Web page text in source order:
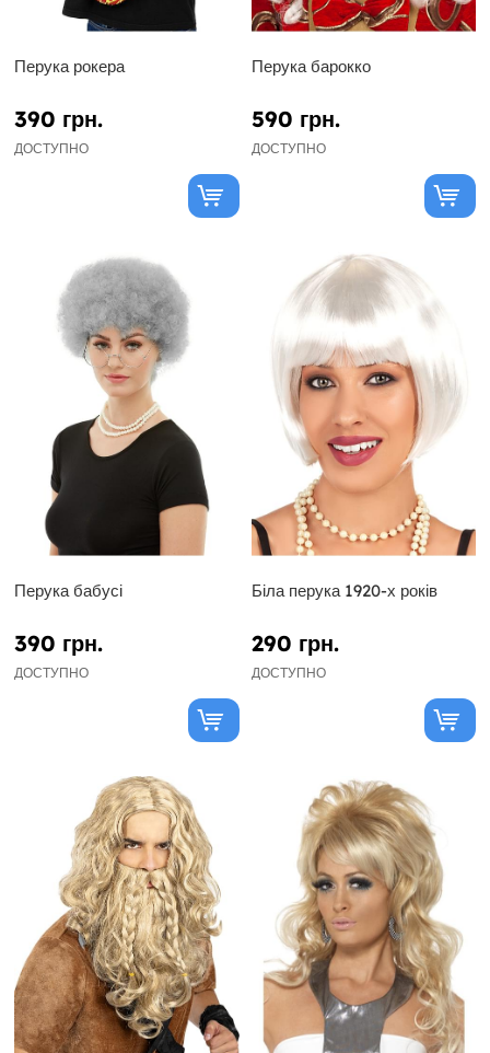
Перука рокера
390 грн.
ДОСТУПНО
Перука барокко
590 грн.
ДОСТУПНО
Перука бабусі
390 грн.
ДОСТУПНО
Біла перука 1920-х років
290 грн.
ДОСТУПНО